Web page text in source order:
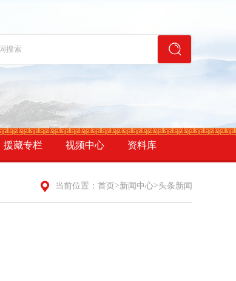
援藏专栏 视频中心 资料库
当前位置： 首页 >新闻中心>头条新闻